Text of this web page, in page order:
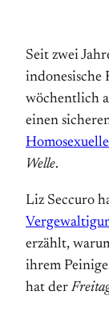
Seit zwei
indonesische
wöchentlich
einen
Welle.
Liz Seccuro
erzählt,
ihrem
hat der